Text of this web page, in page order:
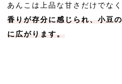
あんこは上品な甘さだけでなく
香りが存分に感じられ、小豆
に広がります。